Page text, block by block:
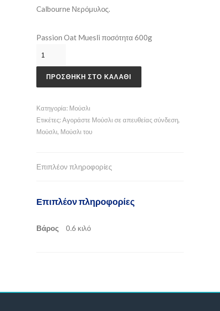
Calbourne Νερόμυλος.
Passion Oat Muesli ποσότητα 600g
ΠΡΟΣΘΉΚΗ ΣΤΟ ΚΑΛΆΘΙ
Κατηγορία: Μούσλι
Ετικέτες:Αγοράστε Μούσλι σε απευθείας σύνδεση,
Μούσλι, Μούσλι του
Επιπλέον πληροφορίες
Επιπλέον πληροφορίες
Βάρος 0.6 κιλό